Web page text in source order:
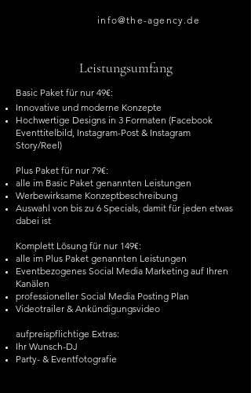
info@the-agency.de
Leistungsumfang
Basic Paket für nur 49€:
Innovative und moderne Konzepte
Hochwertige Designs in 3 Formaten (Facebook
Eventtitelbild, Instagram-Post & Instagram
Story/Reel)
Plus Paket für nur 79€:
alle im Basic Paket genannten Leistungen
Werbewirksame Konzeptbeschreibung
Auswahl von bis zu 6 Specials, damit für jeden etwas
dabei ist
Komplett Lösung für nur 149€:
alle im Plus Paket genannten Leistungen
Eventbezogenes Social Media Marketing auf Ihren
Kanälen
professioneller Social Media Posting Plan
Videotrailer & Ankündigungsvideo
aufpreispflichtige Extras:
Ihr Wunsch-DJ
Party- & Eventfotografie